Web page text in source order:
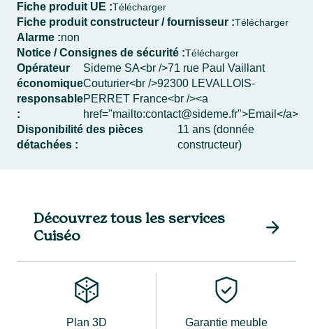
Fiche produit UE :Télécharger
Fiche produit constructeur / fournisseur :Télécharger
Alarme :non
Notice / Consignes de sécurité :Télécharger
Opérateur
économique
responsable
:
Sideme SA<br />71 rue Paul Vaillant
Couturier<br />92300 LEVALLOIS-
PERRET France<br /><a
href="mailto:contact@sideme.fr">Email</a>
Disponibilité des pièces
détachées :
11 ans (donnée
constructeur)
Découvrez tous les services
Cuiséo
Plan 3D
Garantie meuble